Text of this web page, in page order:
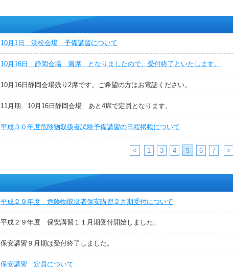
10月1日 浜松会場 予備講習について
10月16日 静岡会場 満席 となりましたので、受付終了といたします。
10月16日静岡会場残り2席です。ご希望の方はお電話ください。
11月期 10月16日静岡会場 あと4席で定員となります。
平成３０年度危険物取扱者試験予備講習の日程掲載について
< 1 3 4 5 6 7 >
平成２９年度 危険物取扱者保安講習２月期受付について
平成２９年度 保安講習１１月期受付開始しました。
保安講習９月期は受付終了しました。
保安講習 定員について